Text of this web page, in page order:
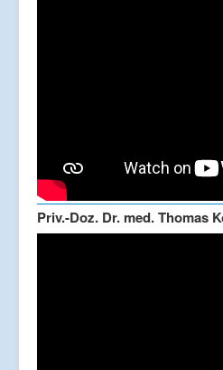
Priv.-Doz. Dr. med. Thomas